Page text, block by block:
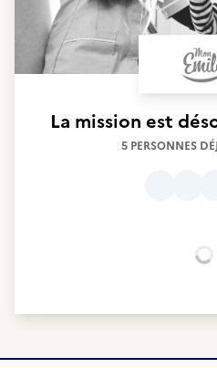
La mission est
5 PERSONNES